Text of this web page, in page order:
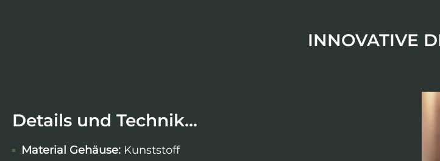
INNOVATIVE
Details und Technik...
Material Gehäuse: Kunststoff